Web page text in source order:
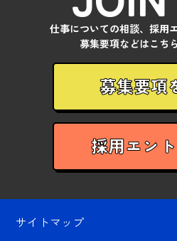
仕事についての相談、採用
募集要項などはこち
募集要項
採用エント
サイトマップ